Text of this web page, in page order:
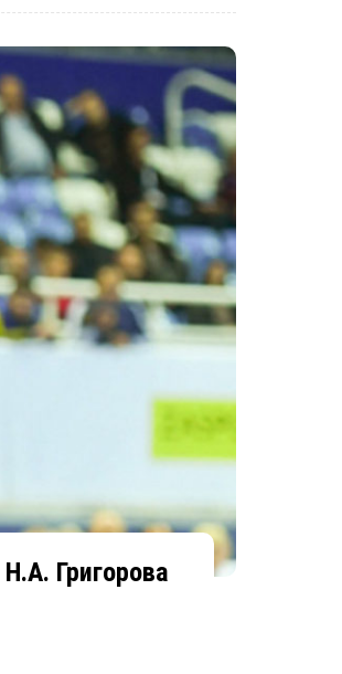
Григорова